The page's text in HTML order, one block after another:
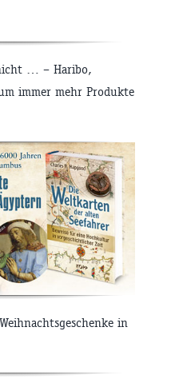
… – Haribo,
immer mehr Produkte
in